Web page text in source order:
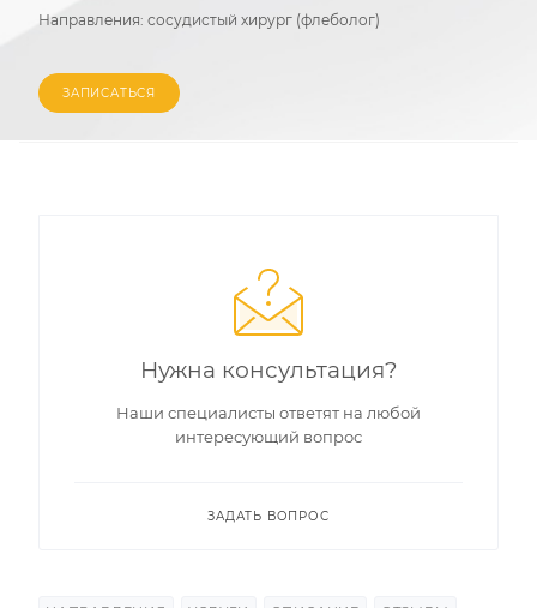
Направления: сосудистый хирург (флеболог)
ЗАПИСАТЬСЯ
Нужна консультация?
Наши специалисты ответят на любой
интересующий вопрос
ЗАДАТЬ ВОПРОС